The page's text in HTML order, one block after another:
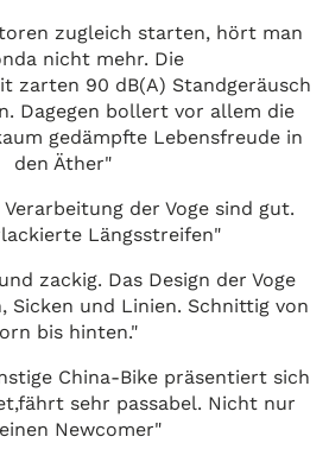
zugleich starten, hört man
nicht mehr. Die
zarten 90 dB(A) Standgeräusch
Dagegen bollert vor allem die
gedämpfte Lebensfreude in
den Äther"
der Voge sind gut.
Längsstreifen"
zackig. Das Design der Voge
Sicken und Linien. Schnittig von
bis hinten."
China-Bike präsentiert sich
sehr passabel. Nicht nur
Newcomer"